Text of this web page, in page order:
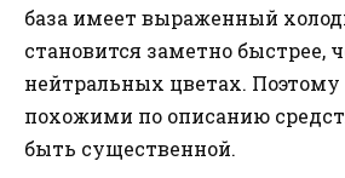
база имеет выраженный
становится заметно быстрее,
нейтральных цветах.
похожими по описанию
быть существенной.